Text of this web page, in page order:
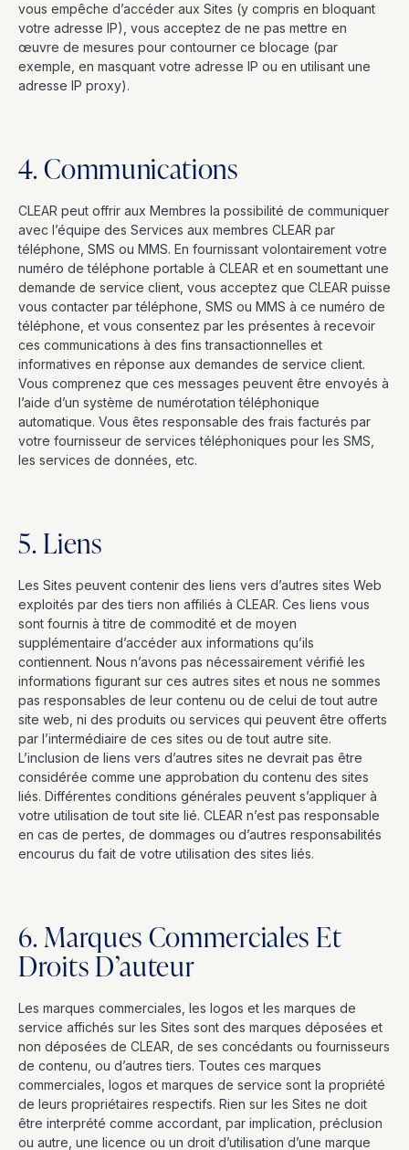
vous empêche d’accéder aux Sites (y compris en bloquant
votre adresse IP), vous acceptez de ne pas mettre en
œuvre de mesures pour contourner ce blocage (par
exemple, en masquant votre adresse IP ou en utilisant une
adresse IP proxy).
4. Communications
CLEAR peut offrir aux Membres la possibilité de communiquer
avec l’équipe des Services aux membres CLEAR par
téléphone, SMS ou MMS. En fournissant volontairement votre
numéro de téléphone portable à CLEAR et en soumettant une
demande de service client, vous acceptez que CLEAR puisse
vous contacter par téléphone, SMS ou MMS à ce numéro de
téléphone, et vous consentez par les présentes à recevoir
ces communications à des fins transactionnelles et
informatives en réponse aux demandes de service client.
Vous comprenez que ces messages peuvent être envoyés à
l’aide d’un système de numérotation téléphonique
automatique. Vous êtes responsable des frais facturés par
votre fournisseur de services téléphoniques pour les SMS,
les services de données, etc.
5. Liens
Les Sites peuvent contenir des liens vers d’autres sites Web
exploités par des tiers non affiliés à CLEAR. Ces liens vous
sont fournis à titre de commodité et de moyen
supplémentaire d’accéder aux informations qu’ils
contiennent. Nous n’avons pas nécessairement vérifié les
informations figurant sur ces autres sites et nous ne sommes
pas responsables de leur contenu ou de celui de tout autre
site web, ni des produits ou services qui peuvent être offerts
par l’intermédiaire de ces sites ou de tout autre site.
L’inclusion de liens vers d’autres sites ne devrait pas être
considérée comme une approbation du contenu des sites
liés. Différentes conditions générales peuvent s’appliquer à
votre utilisation de tout site lié. CLEAR n’est pas responsable
en cas de pertes, de dommages ou d’autres responsabilités
encourus du fait de votre utilisation des sites liés.
6. Marques Commerciales Et
Droits D’auteur
Les marques commerciales, les logos et les marques de
service affichés sur les Sites sont des marques déposées et
non déposées de CLEAR, de ses concédants ou fournisseurs
de contenu, ou d’autres tiers. Toutes ces marques
commerciales, logos et marques de service sont la propriété
de leurs propriétaires respectifs. Rien sur les Sites ne doit
être interprété comme accordant, par implication, préclusion
ou autre, une licence ou un droit d’utilisation d’une marque